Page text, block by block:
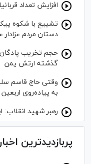
افزایش تعداد
تشییع با شکوه
دستان مردم عزادار
حجم تخریب پادگان
گذشته ارتش یمن
وقتی حاج قاسم
به پیاده‌روی
رهبر شهید انقلاب:
پربازدیدترین